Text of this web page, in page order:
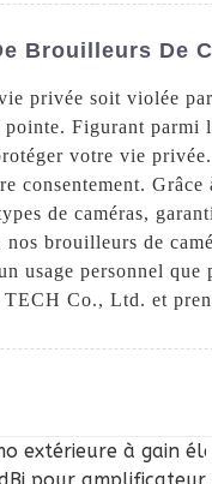
Brouilleurs De
privée soit violée
Figurant parmi
votre vie
consentement.
de caméras,
nos brouilleurs de
usage personnel
TECH Co., Ltd. et